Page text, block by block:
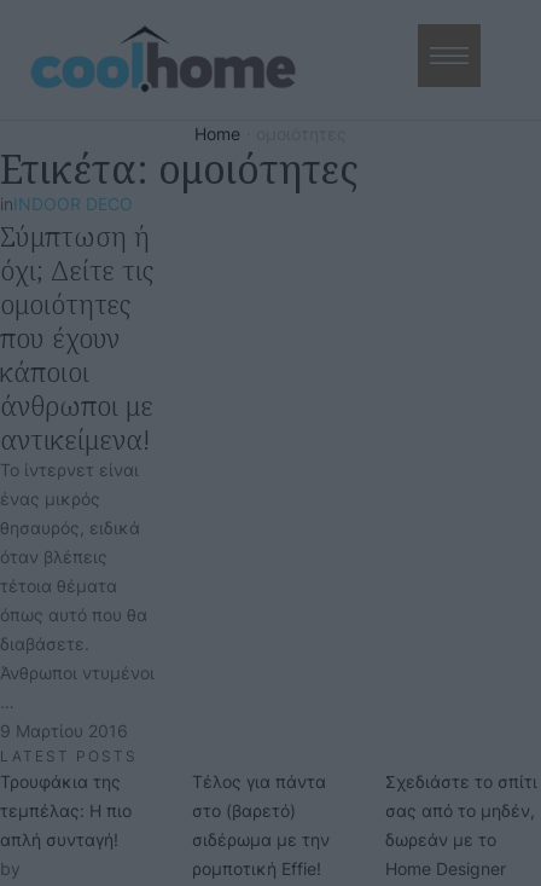
Home
Ετικέτα: ομοιότητες
inINDOOR DECO
Σύμπτωση ή
όχι; Δείτε τις
ομοιότητες
που έχουν
κάποιοι
άνθρωποι με
αντικείμενα!
Το ίντερνετ είναι
ένας μικρός
θησαυρός, ειδικά
όταν βλέπεις
τέτοια θέματα
όπως αυτό που θα
διαβάσετε.
Άνθρωποι ντυμένοι
…
9 Μαρτίου 2016
LATEST POSTS
Τρουφάκια της
τεμπέλας: Η πιο
απλή συνταγή!
by
Τέλος για πάντα
στο (βαρετό)
σιδέρωμα με την
ρομποτική Effie!
Σχεδιάστε το σπίτι
σας από το μηδέν,
δωρεάν με το
Home Designer